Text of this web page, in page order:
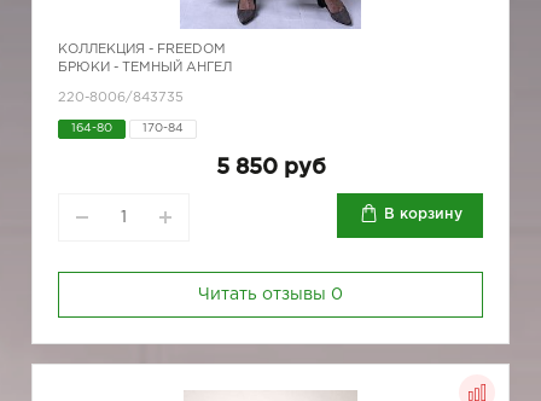
КОЛЛЕКЦИЯ - FREEDOM
БРЮКИ - ТЕМНЫЙ АНГЕЛ
220-8006/843735
164-80 170-84
5 850 руб
В корзину
Читать отзывы 0